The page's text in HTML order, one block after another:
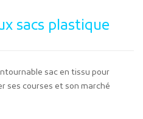
sacs plastique
sac en tissu pour
ses courses et son marché